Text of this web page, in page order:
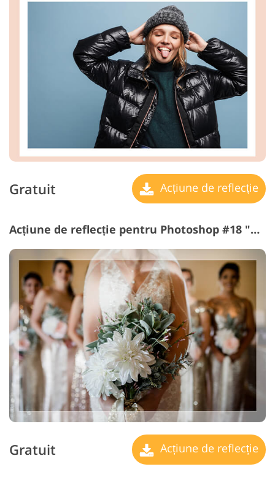
Gratuit Acțiune de reflecție
Acțiune de reflecție pentru Photoshop #18 "Volumetric Frame"
Gratuit Acțiune de reflecție